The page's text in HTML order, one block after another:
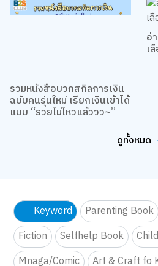
รวมหนังสือบวกสกิลการเงิน
ฉบับคนรุ่นใหม่ เรียกเงินเข้าได้
แบบ “รวยไม่ไหวแล้ววว~”
อ่
เ
ดูทั้งหมด
Keyword Parenting Book
Fiction
Selfhelp Book
Mnaga/Comic
Art & Craft fo